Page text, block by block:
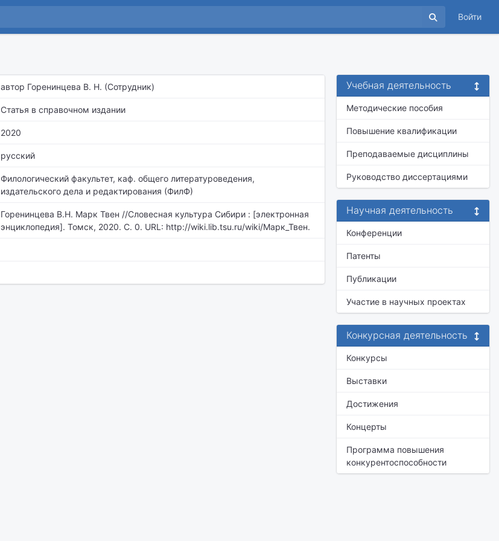
Войти
автор Горенинцева В. Н. (Сотрудник)
Статья в справочном издании
2020
русский
Филологический факультет, каф. общего литературоведения,
издательского дела и редактирования (ФилФ)
Горенинцева В.Н. Марк Твен //Словесная культура Сибири : [электронная
энциклопедия]. Томск, 2020. С. 0. URL: http://wiki.lib.tsu.ru/wiki/Марк_Твен.
Учебная деятельность
Методические пособия
Повышение квалификации
Преподаваемые дисциплины
Руководство диссертациями
Научная деятельность
Конференции
Патенты
Публикации
Участие в научных проектах
Конкурсная деятельность
Конкурсы
Выставки
Достижения
Концерты
Программа повышения
конкурентоспособности